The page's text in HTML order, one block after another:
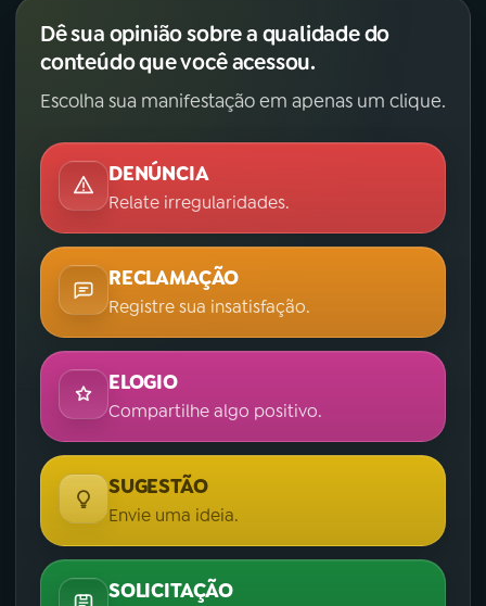
Dê sua opinião sobre a qualidade do
conteúdo que você acessou.
Escolha sua manifestação em apenas um clique.
DENÚNCIA
Relate irregularidades.
RECLAMAÇÃO
Registre sua insatisfação.
ELOGIO
Compartilhe algo positivo.
SUGESTÃO
Envie uma ideia.
SOLICITAÇÃO